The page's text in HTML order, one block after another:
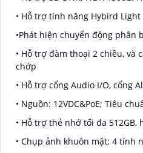
• Hỗ trợ tính năng Hybird Light
•Phát hiện chuyển động
• Hỗ trợ đàm thoại 2 chiều, và
chớp
• Hỗ trợ cổng Audio I/O, cổng
• Nguồn: 12VDC&PoE; Tiêu
• Hỗ trợ thẻ nhớ tối đa 512GB,
• Chụp ảnh khuôn mặt; 4 tính